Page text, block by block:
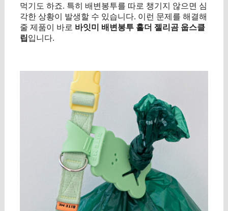
먹기도 하죠. 특히 배변봉투를 따로 챙기지 않으면 심
각한 상황이 발생할 수 있습니다. 이런 문제를 해결해
줄 제품이 바로 바잇미 배변봉투 홀더 젤리곰 웁스클
립입니다.